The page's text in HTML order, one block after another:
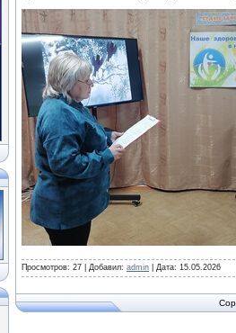
Просмотров: 27 Добавил: admin Дата: 15.05.2026